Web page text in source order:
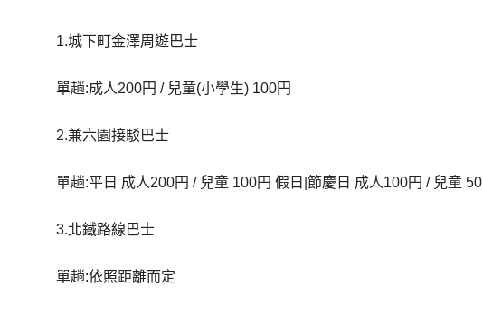
1.城下町金澤周遊巴士
單趟:成人200円 / 兒童(小學生) 100円
2.兼六園接駁巴士
單趟:平日 成人200円 / 兒童 100円 假日|節慶日 成人100円 / 兒童
3.北鐵路線巴士
單趟:依照距離而定